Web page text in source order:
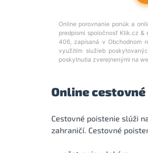
Online
Cestovné poistenie slúži
zahraničí. Cestovné